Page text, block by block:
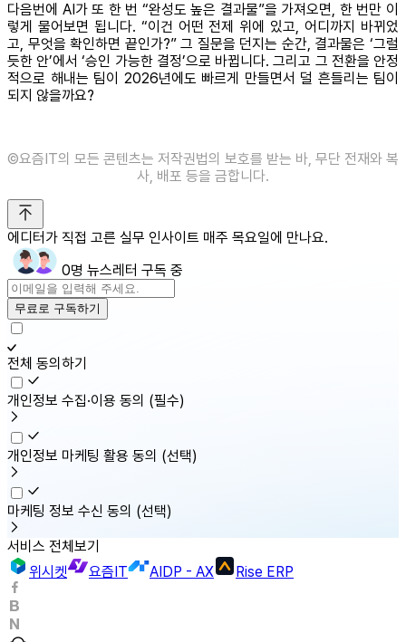
다음번에 AI가 또 한 번 “완성도 높은 결과물”을 가져오면, 한 번만 이
렇게 물어보면 됩니다. “이건 어떤 전제 위에 있고, 어디까지 바뀌었
고, 무엇을 확인하면 끝인가?” 그 질문을 던지는 순간, 결과물은 ‘그럴
듯한 안’에서 ‘승인 가능한 결정’으로 바뀝니다. 그리고 그 전환을 안정
적으로 해내는 팀이 2026년에도 빠르게 만들면서 덜 흔들리는 팀이
되지 않을까요?
©️요즘IT의 모든 콘텐츠는 저작권법의 보호를 받는 바, 무단 전재와 복
사, 배포 등을 금합니다.
에디터가 직접 고른 실무 인사이트 매주 목요일에 만나요.
0명 뉴스레터 구독 중
무료로 구독하기
전체 동의하기
개인정보 수집·이용 동의 (필수)
개인정보 마케팅 활용 동의 (선택)
마케팅 정보 수신 동의 (선택)
서비스 전체보기
위시켓
요즘IT AIDP - AX Rise ERP